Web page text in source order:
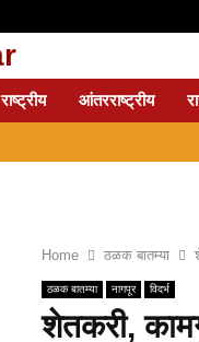
राष्ट्रीय आंतरराष्ट्रीय
Home ठळक बातम्या
ठळक बातम्या नागपूर विदर्भ
शेतकरी,